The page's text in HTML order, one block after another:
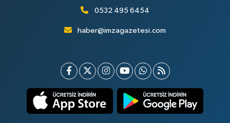
0532 495 6454
haber@imzagazetesi.com